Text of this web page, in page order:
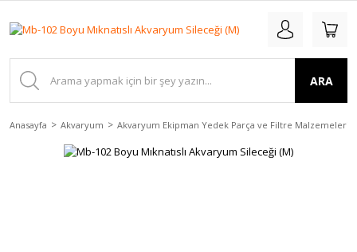
ARA
Anasayfa Akvaryum Akvaryum Ekipman Yedek Parça ve Filtre Malzemeleri